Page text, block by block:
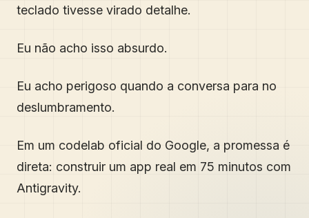
teclado tivesse virado detalhe.
Eu não acho isso absurdo.
Eu acho perigoso quando a conversa para no
deslumbramento.
Em um codelab oficial do Google, a promessa é
direta: construir um app real em 75 minutos com
Antigravity.